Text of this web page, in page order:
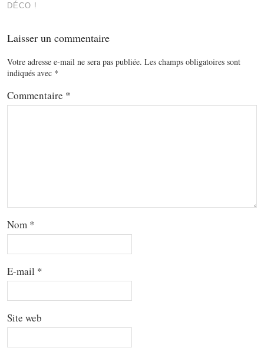
DÉCO !
Laisser un commentaire
Votre adresse e-mail ne sera pas publiée. Les champs obligatoires sont
indiqués avec *
Commentaire *
Nom *
E-mail *
Site web